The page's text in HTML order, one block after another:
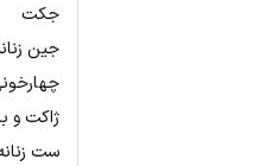
جکت
جین
ژاکت و
ست